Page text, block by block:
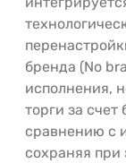
бренда (No
исполнения,
торги за
сравнению с
сохраняя при